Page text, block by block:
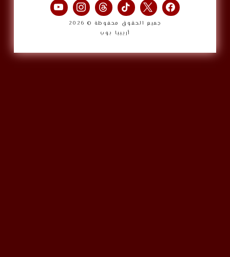
جميع الحقوق محفوظة © 2026
أريبيا بوب